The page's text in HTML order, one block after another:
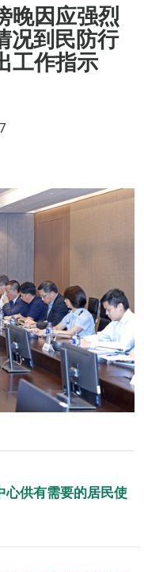
晚因应强烈
况到民防行
工作指示
心供有需要的居民使